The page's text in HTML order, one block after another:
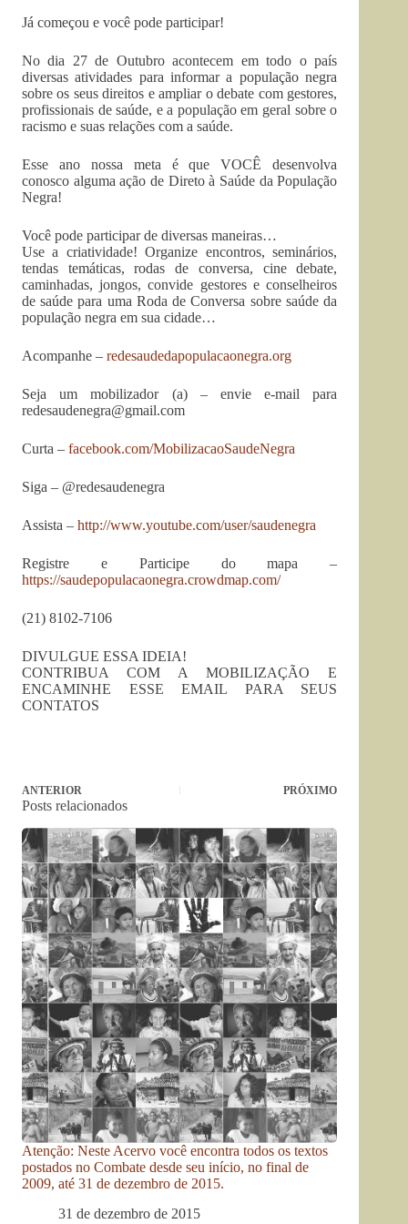
Já começou e você pode participar!
No dia 27 de Outubro acontecem em todo o país
diversas atividades para informar a população negra
sobre os seus direitos e ampliar o debate com gestores,
profissionais de saúde, e a população em geral sobre o
racismo e suas relações com a saúde.
Esse ano nossa meta é que VOCÊ desenvolva
conosco alguma ação de Direto à Saúde da População
Negra!
Você pode participar de diversas maneiras…
Use a criatividade! Organize encontros, seminários,
tendas temáticas, rodas de conversa, cine debate,
caminhadas, jongos, convide gestores e conselheiros
de saúde para uma Roda de Conversa sobre saúde da
população negra em sua cidade…
Acompanhe – redesaudedapopulacaonegra.org
Seja um mobilizador (a) – envie e-mail para
redesaudenegra@gmail.com
Curta – facebook.com/MobilizacaoSaudeNegra
Siga – @redesaudenegra
Assista – http://www.youtube.com/user/saudenegra
Registre e Participe do mapa –
https://saudepopulacaonegra.crowdmap.com/
(21) 8102-7106
DIVULGUE ESSA IDEIA!
CONTRIBUA COM A MOBILIZAÇÃO E
ENCAMINHE ESSE EMAIL PARA SEUS
CONTATOS
ANTERIOR PRÓXIMO
Posts relacionados
Atenção: Neste Acervo você encontra todos os textos
postados no Combate desde seu início, no final de
2009, até 31 de dezembro de 2015.
31 de dezembro de 2015